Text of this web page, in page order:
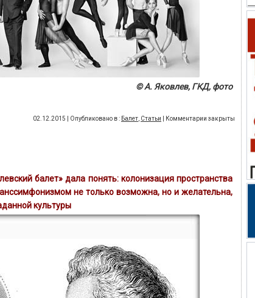
© А. Яковлев, ГКД, фото
02.12.2015 | Опубликовано в : Балет Статьи Комментарии закрыты
балет» дала понять: колонизация пространства
не только возможна, но и желательна,
культуры